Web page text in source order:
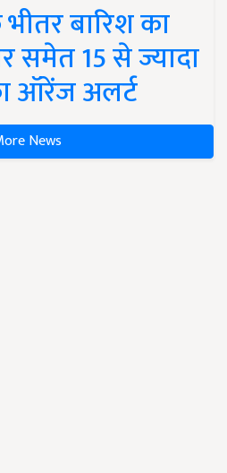
बारिश का
समेत 15 से ज्यादा
ऑरेंज अलर्ट
News